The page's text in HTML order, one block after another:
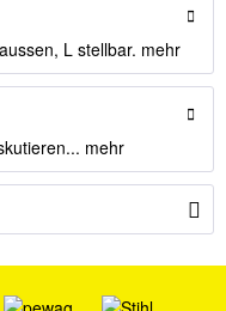
L stellbar. mehr
mehr